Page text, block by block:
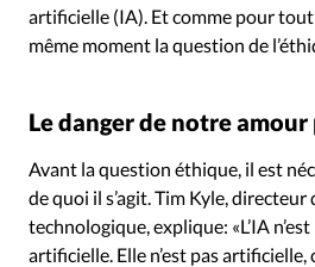
Actualité internationale
Dossier
Eglises Foi
Société
Tour du monde des
Vécu
Vie Intérieure
artificielle (IA). Et comme pour
même moment la question de
Le danger de notre
Avant la question éthique, il est
de quoi il s’agit. Tim Kyle, directeur
technologique, explique: «L’IA
artificielle. Elle n’est pas artificielle,